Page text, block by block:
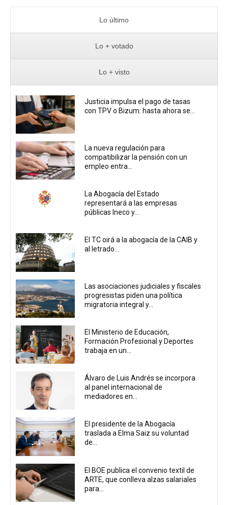
Lo último
Lo + votado
Lo + visto
Justicia impulsa el pago de tasas
con TPV o Bizum: hasta ahora se...
La nueva regulación para
compatibilizar la pensión con un
empleo entra...
La Abogacía del Estado
representará a las empresas
públicas Ineco y...
El TC oirá a la abogacía de la CAIB y
al letrado...
Las asociaciones judiciales y fiscales
progresistas piden una política
migratoria integral y...
El Ministerio de Educación,
Formación Profesional y Deportes
trabaja en un...
Álvaro de Luis Andrés se incorpora
al panel internacional de
mediadores en...
El presidente de la Abogacía
traslada a Elma Saiz su voluntad
de...
El BOE publica el convenio textil de
ARTE, que conlleva alzas salariales
para...